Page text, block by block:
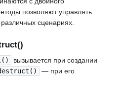
позволяют управлять
сценариях.
вызывается при создании
— при его